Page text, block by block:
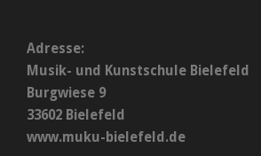
Adresse:
Musik- und Kunstschule Bielefeld
Burgwiese 9
33602 Bielefeld
www.muku-bielefeld.de